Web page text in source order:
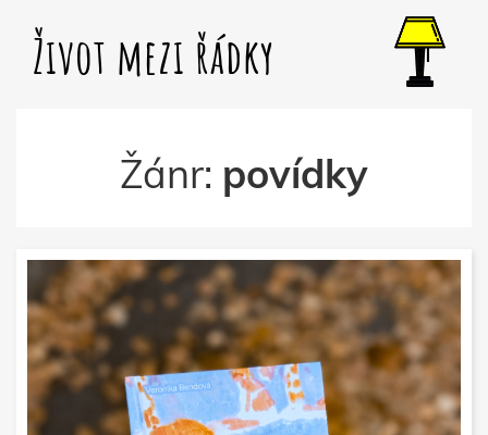
Život mezi řádky
Žánr: povídky